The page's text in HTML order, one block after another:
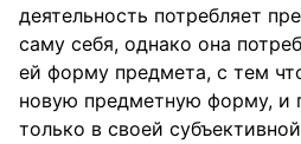
деятельность потребляет
саму себя, однако она
ей форму предмета, с тем
новую предметную форму, и
только в своей